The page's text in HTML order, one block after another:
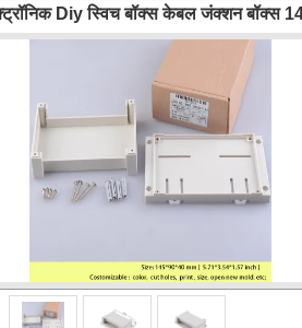
Diy स्विच बॉक्स केबल जंक्शन बॉक्स